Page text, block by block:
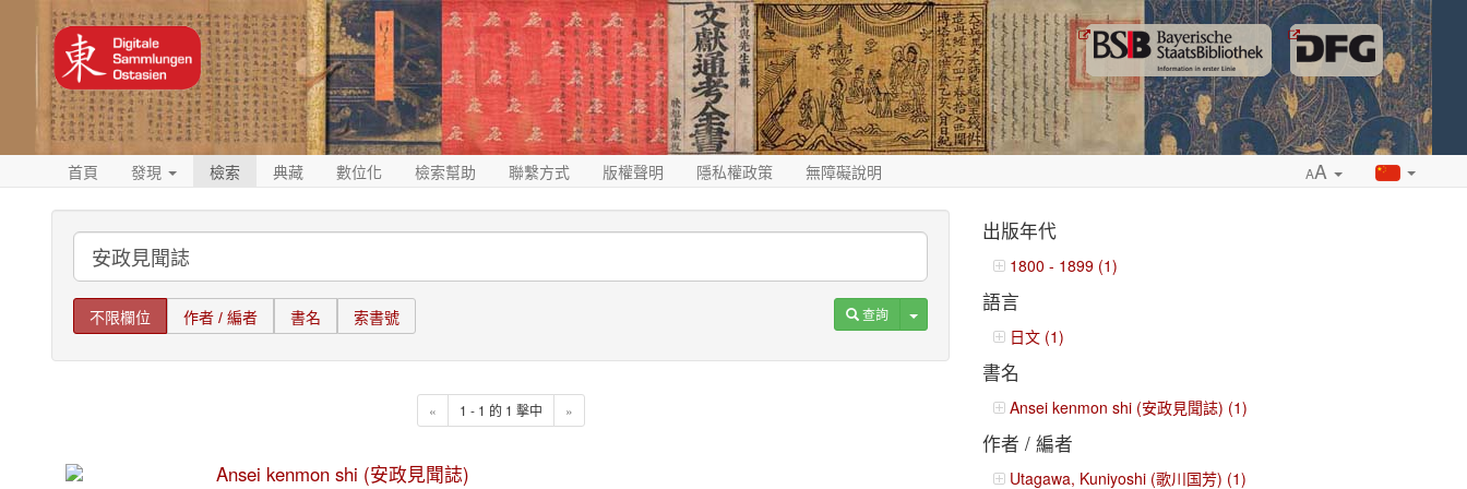
首頁 發現 檢索 典藏 數位化 檢索幫助 聯繫方式 版權聲明 隱私權政策 無障礙說明 AA
不限欄位 作者 / 編者 書名 索書號 查詢 Toggle Dropdown
« 1 - 1 的 1 擊中 »
Ansei kenmon shi (安政見聞誌)
出版年代
1800 - 1899 (1)
語言
日文 (1)
書名
Ansei kenmon shi (安政見聞誌) (1)
作者 / 編者
Utagawa, Kuniyoshi (歌川国芳) (1)